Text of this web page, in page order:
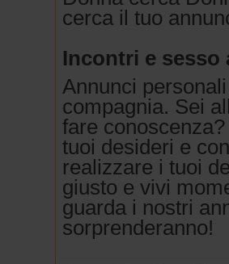
cerca il tuo
Incontri e sesso
Annunci
compagnia. Sei
fare
tuoi desideri e
realizzare i tuoi
giusto e vivi
guarda i nostri
sorprenderanno!